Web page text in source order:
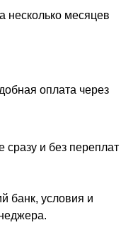
несколько месяцев
оплата через
сразу и без переплат
банк, условия и